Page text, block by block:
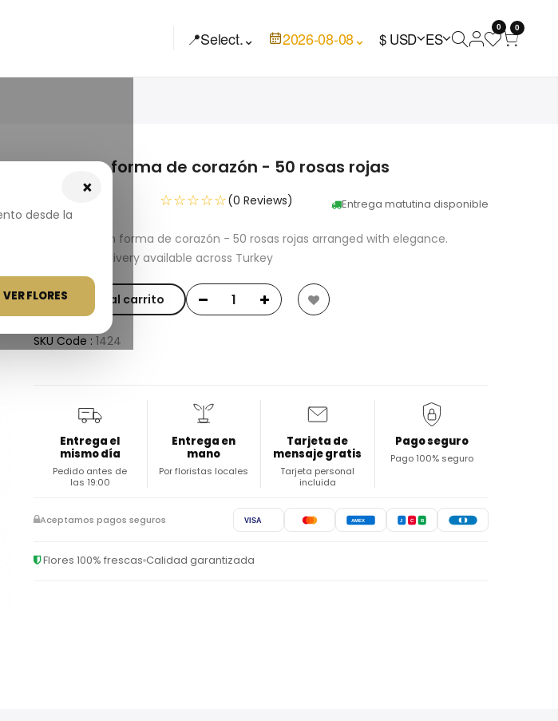
📍Select.⌄ 2026-08-08⌄ $ USD ES
0 0
×
desde la
VER FLORES
Rosas en forma de corazón - 50 rosas rojas
Entrega matutina disponible
☆☆☆☆☆(0 Reviews)
Fresh Rosas en forma de corazón - 50 rosas rojas arranged with elegance.
Same-day delivery available across Turkey
Añadir al carrito
SKU Code : 1424
Entrega el
mismo día
Pedido antes de
las 19:00
Entrega en
mano
Por floristas locales
Tarjeta de
mensaje gratis
Tarjeta personal
incluida
Pago seguro
Pago 100% seguro
Aceptamos pagos seguros VISA AMEX J C B
Flores 100% frescas Calidad garantizada